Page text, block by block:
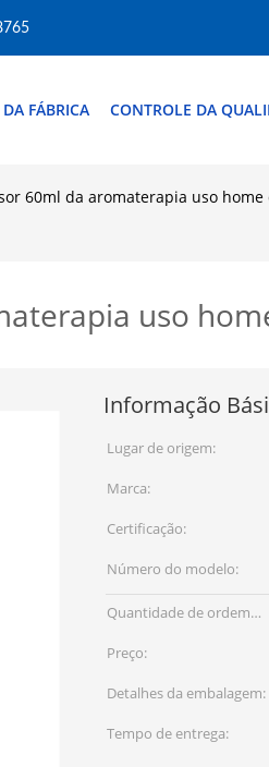
FÁBRICA CONTROLE DA
60ml da aromaterapia uso
uso
Informação
Lugar de origem:
Marca:
Certificação:
Número do modelo:
Quantidade de ordem
mínima:
Preço:
Detalhes da embalagem:
Tempo de entrega: